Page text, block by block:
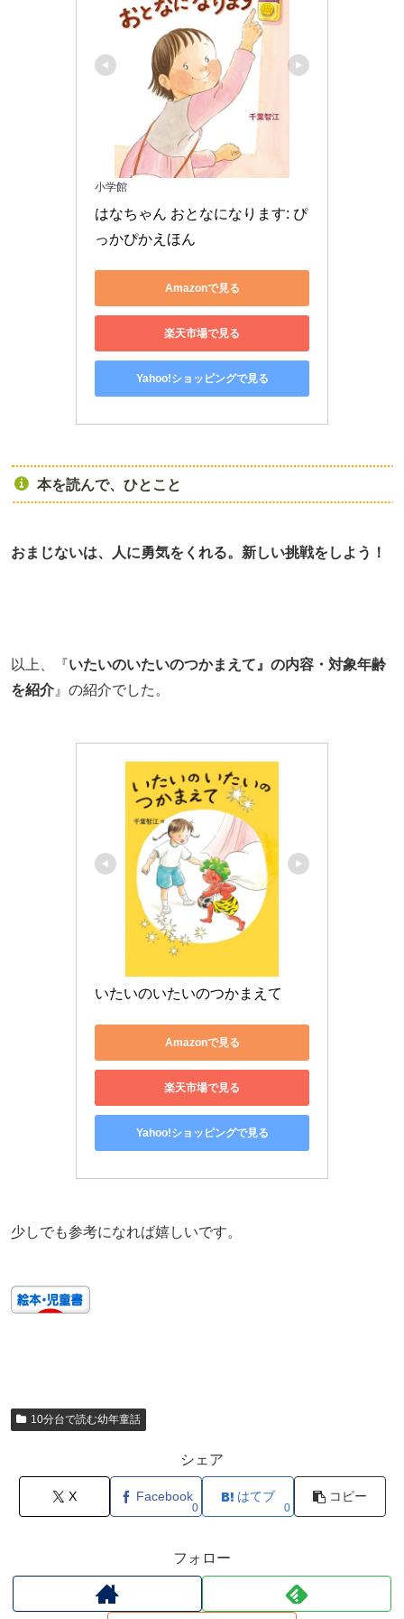
小学館
はなちゃん おとなになります: ぴ
っかぴかえほん
Amazonで見る
楽天市場で見る
Yahoo!ショッピングで見る
本を読んで、ひとこと
おまじないは、人に勇気をくれる。新しい挑戦をしよう！
以上、『いたいのいたいのつかまえて』の内容・対象年齢
を紹介 』の紹介でした。
いたいのいたいのつかまえて
Amazonで見る
楽天市場で見る
Yahoo!ショッピングで見る
少しでも参考になれば嬉しいです。
10分台で読む幼年童話
シェア
X Facebook
0
はてブ
0
コピー
フォロー